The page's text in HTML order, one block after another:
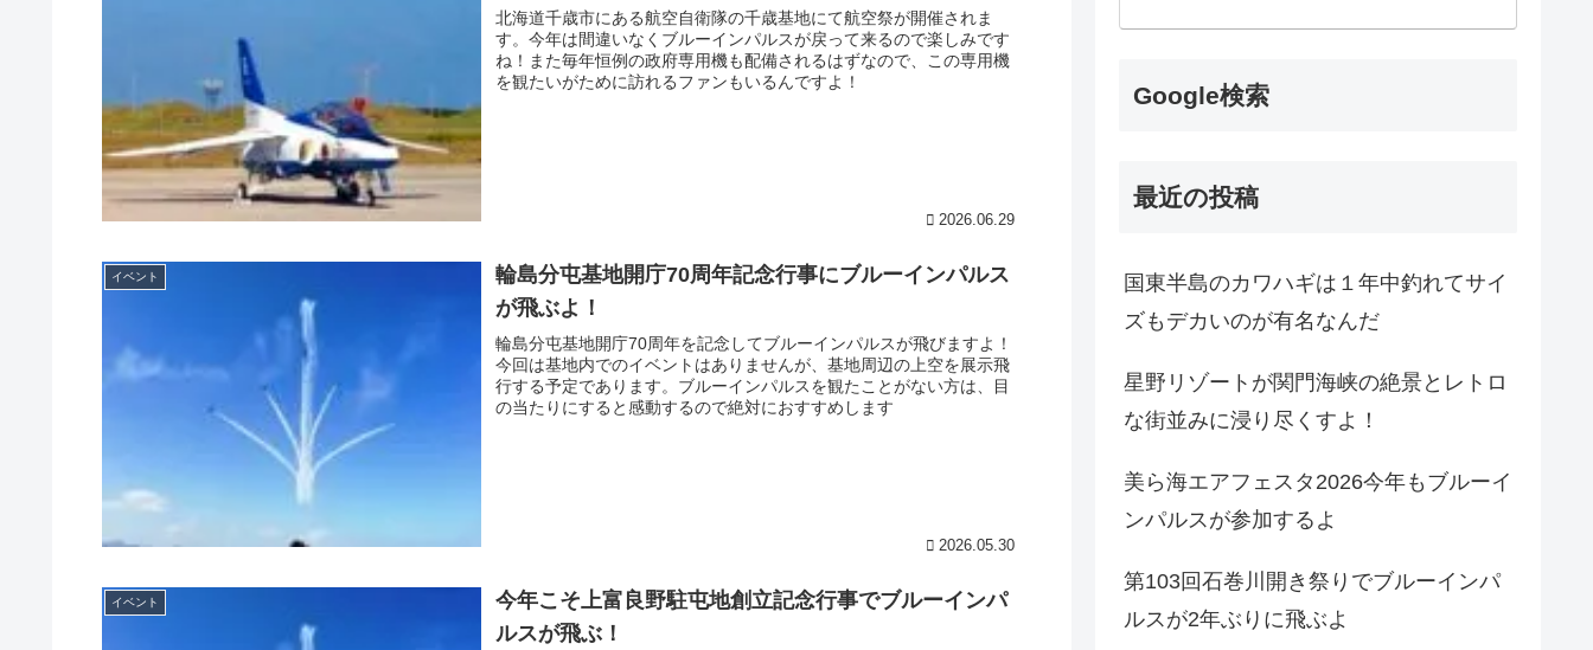
北海道千歳市にある航空自衛隊の千歳基地にて航空祭が開催されま
す。今年は間違いなくブルーインパルスが戻って来るので楽しみです
ね！また毎年恒例の政府専用機も配備されるはずなので、この専用機
を観たいがために訪れるファンもいるんですよ！
2026.06.29
イベント
輪島分屯基地開庁70周年記念行事にブルーインパルス
が飛ぶよ！
輪島分屯基地開庁70周年を記念してブルーインパルスが飛びますよ！
今回は基地内でのイベントはありませんが、基地周辺の上空を展示飛
行する予定であります。ブルーインパルスを観たことがない方は、目
の当たりにすると感動するので絶対におすすめします
2026.05.30
イベント
今年こそ上富良野駐屯地創立記念行事でブルーインパ
ルスが飛ぶ！
Google検索
最近の投稿
国東半島のカワハギは１年中釣れてサイ
ズもデカいのが有名なんだ
星野リゾートが関門海峡の絶景とレトロ
な街並みに浸り尽くすよ！
美ら海エアフェスタ2026今年もブルーイ
ンパルスが参加するよ
第103回石巻川開き祭りでブルーインパ
ルスが2年ぶりに飛ぶよ